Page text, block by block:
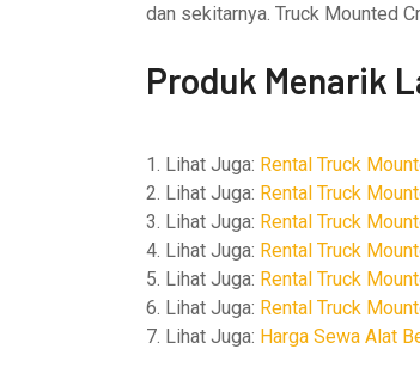
dan sekitarnya. Truck Mounted
Produk Menarik
1. Lihat Juga: Rental Truck
2. Lihat Juga: Rental Truck
3. Lihat Juga: Rental Truck
4. Lihat Juga: Rental Truck
5. Lihat Juga: Rental Truck
6. Lihat Juga: Rental Truck
7. Lihat Juga: Harga Sewa Alat